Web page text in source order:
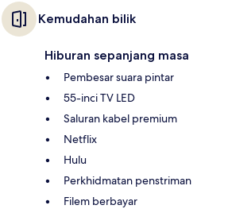
Kemudahan bilik
Hiburan sepanjang masa
Pembesar suara pintar
55-inci TV LED
Saluran kabel premium
Netflix
Hulu
Perkhidmatan penstriman
Filem berbayar